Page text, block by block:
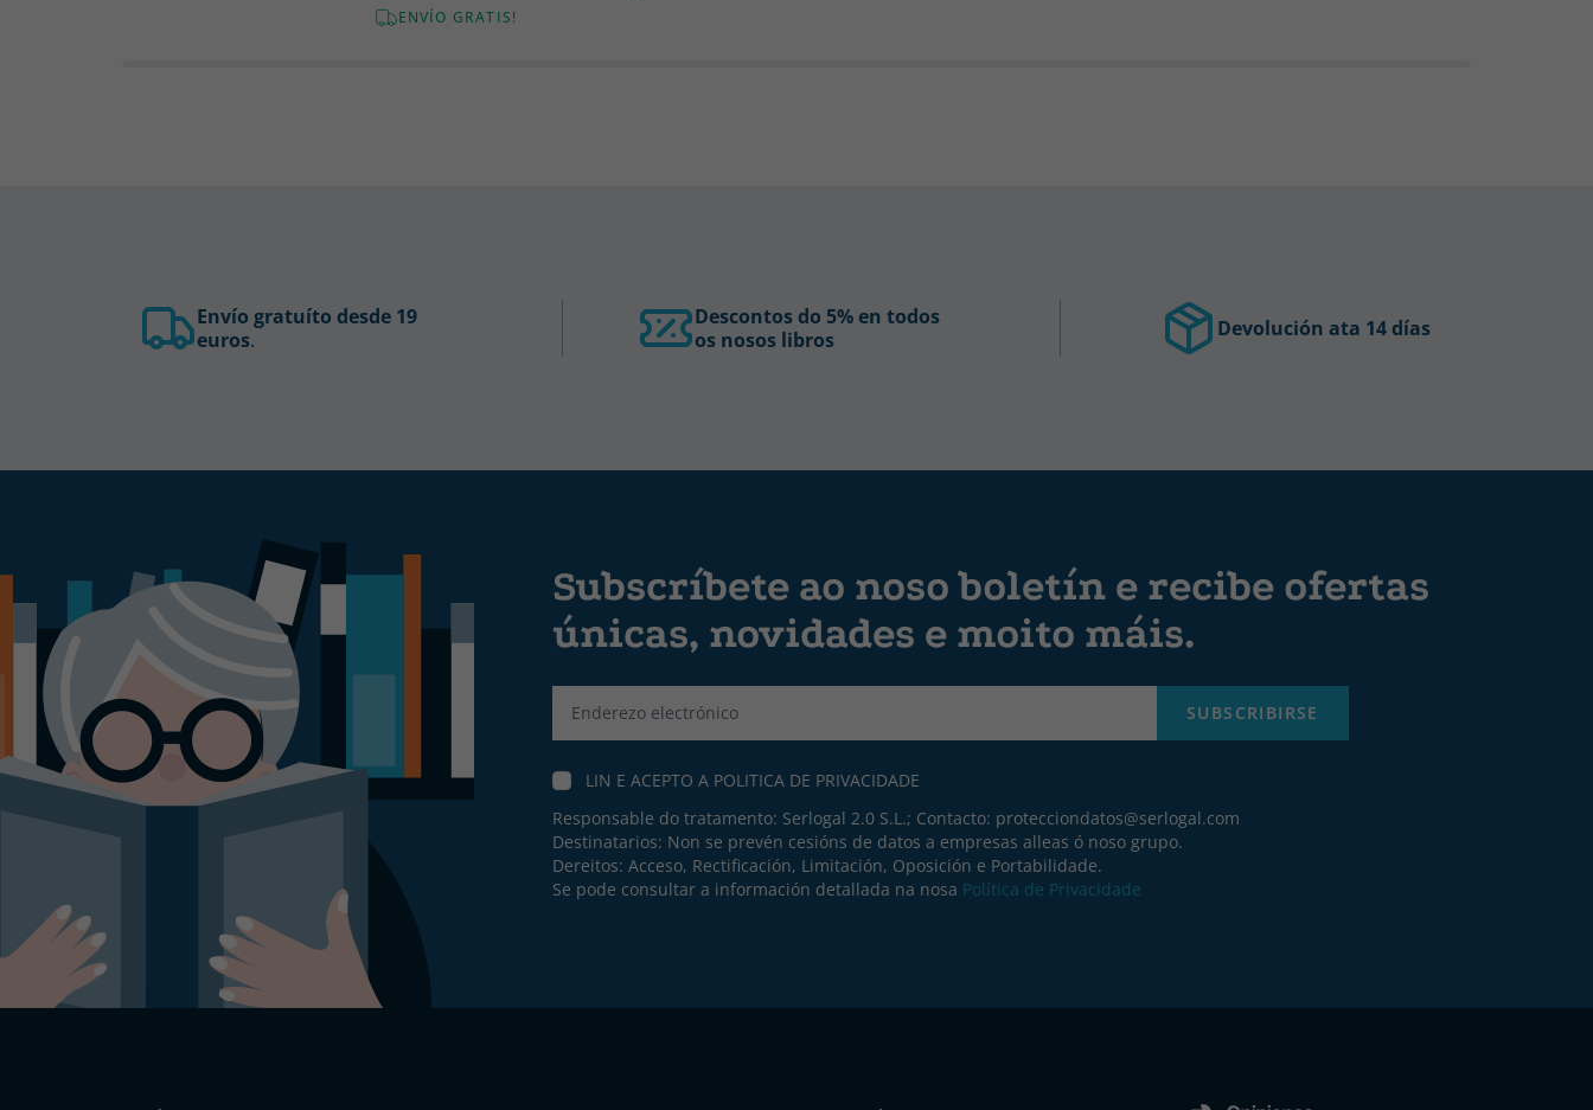
ENVÍO GRATIS!
Envío gratuíto desde 19
euros.
Descontos do 5% en todos
os nosos libros
Devolución ata 14 días
Subscríbete ao noso boletín e recibe ofertas
únicas, novidades e moito máis.
SUBSCRIBIRSE
LIN E ACEPTO A POLITICA DE PRIVACIDADE
Responsable do tratamento: Serlogal 2.0 S.L.; Contacto: protecciondatos@serlogal.com
Destinatarios: Non se prevén cesións de datos a empresas alleas ó noso grupo.
Dereitos: Acceso, Rectificación, Limitación, Oposición e Portabilidade.
Se pode consultar a información detallada na nosa Política de Privacidade